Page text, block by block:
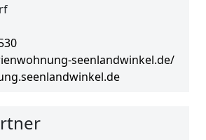
seenlandwinkel.de/